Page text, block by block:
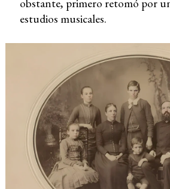
obstante, primero retomó por
estudios musicales.